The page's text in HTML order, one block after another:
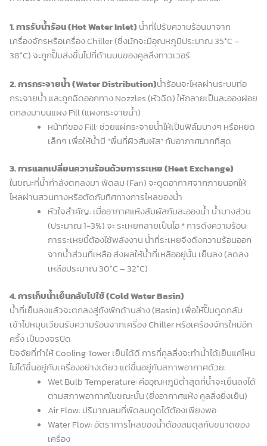
1. การรับน้ำร้อน (Hot Water Inlet) น้ำที่ไปรับความร้อนมาจาก
เครื่องจักรหรือเครื่อง Chiller (ซึ่งมักจะมีอุณหภูมิประมาณ 35°C –
38°C) จะถูกปั๊มส่งขึ้นไปที่ด้านบนของคูลลิ่งทาวเวอร์
2. การกระจายน้ำ (Water Distribution)น้ำร้อนจะไหลผ่านระบบท่อ
กระจายน้ำ และถูกฉีดออกทาง Nozzles (หัวฉีด) ให้กลายเป็นละอองฝอย
ตกลงมาบนแผง Fill (แผงกระจายน้ำ)
หน้าที่ของ Fill: ช่วยแผ่กระจายน้ำให้เป็นฟิล์มบางๆ หรือหยด
เล็กๆ เพื่อให้น้ำมี “พื้นที่ผิวสัมผัส” กับอากาศมากที่สุด
3. การแลกเปลี่ยนความร้อนด้วยการระเหย (Heat Exchange)
ในขณะที่น้ำกำลังตกลงมา พัดลม (Fan) จะดูดอากาศจากภายนอกให้
ไหลผ่านสวนทางหรือตัดกับทิศทางการไหลของน้ำ
หัวใจสำคัญ: เมื่ออากาศแห้งสัมผัสกับละอองน้ำ น้ำบางส่วน
(ประมาณ 1-3%) จะ ระเหยกลายเป็นไอ * การดึงความร้อน:
การระเหยนี้ต้องใช้พลังงาน น้ำที่ระเหยจึงดึงความร้อนออก
จากน้ำส่วนที่เหลือ ส่งผลให้น้ำที่เหลืออยู่นั้น เย็นลง (ลดลง
เหลือประมาณ 30°C – 32°C)
4. การเก็บน้ำเย็นกลับไปใช้ (Cold Water Basin)
น้ำที่เย็นลงแล้วจะตกลงสู่ถังพักด้านล่าง (Basin) เพื่อให้ปั๊มดูดกลับ
เข้าไปหมุนเวียนรับความร้อนจากเครื่อง Chiller หรือเครื่องจักรใหม่อีก
ครั้ง เป็นวงจรปิด
ปัจจัยที่ทำให้ Cooling Tower เย็นได้ดี การที่คูลลิ่งจะทำน้ำได้เย็นแค่ไหน
ไม่ได้ขึ้นอยู่กับเครื่องอย่างเดียว แต่ขึ้นอยู่กับสภาพอากาศด้วย:
Wet Bulb Temperature: คืออุณหภูมิต่ำสุดที่น้ำจะเย็นลงได้
ตามสภาพอากาศในขณะนั้น (ยิ่งอากาศแห้ง คูลลิ่งยิ่งเย็น)
Air Flow: ปริมาณลมที่พัดลมดูดได้ต้องเพียงพอ
Water Flow: อัตราการไหลของน้ำต้องสมดุลกับขนาดของ
เครื่อง